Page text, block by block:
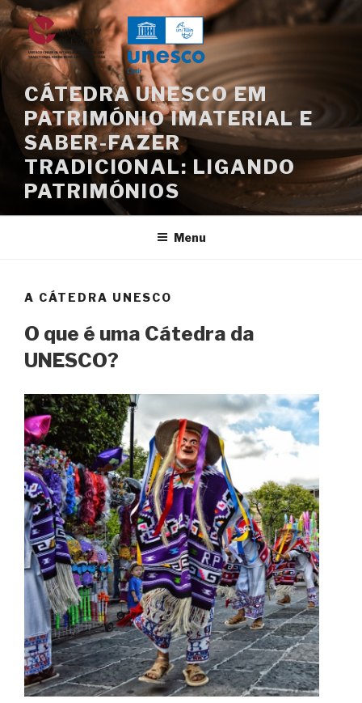
Saltar
para
conteúdo
CÁTEDRA UNESCO EM
PATRIMÓNIO IMATERIAL E
SABER-FAZER
TRADICIONAL: LIGANDO
PATRIMÓNIOS
Menu
A CÁTEDRA UNESCO
O que é uma Cátedra da
UNESCO?